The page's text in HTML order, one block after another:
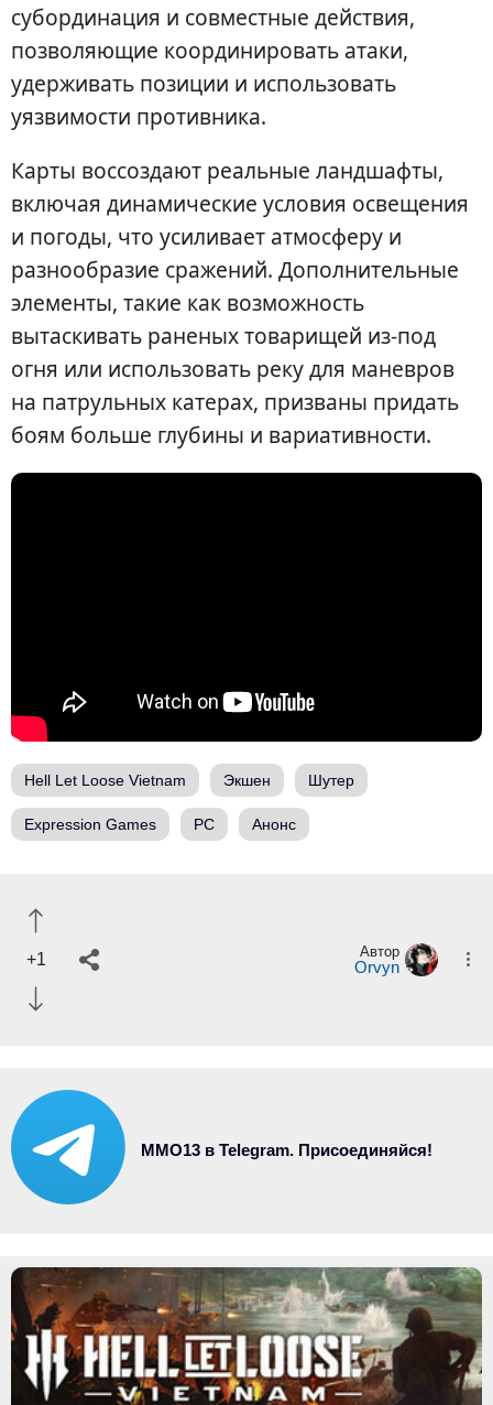
субординация и совместные действия,
позволяющие координировать атаки,
удерживать позиции и использовать
уязвимости противника.
Карты воссоздают реальные ландшафты,
включая динамические условия освещения
и погоды, что усиливает атмосферу и
разнообразие сражений. Дополнительные
элементы, такие как возможность
вытаскивать раненых товарищей из-под
огня или использовать реку для маневров
на патрульных катерах, призваны придать
боям больше глубины и вариативности.
Hell Let Loose Vietnam Экшен Шутер
Expression Games PC Анонс
+1 Автор
Orvyn
MMO13 в Telegram. Присоединяйся!